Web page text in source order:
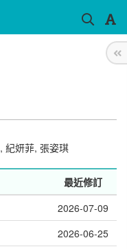
, 紀妍菲, 張姿琪
最近修訂
2026-07-09
2026-06-25